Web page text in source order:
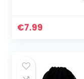
het reinigen van
€7.99